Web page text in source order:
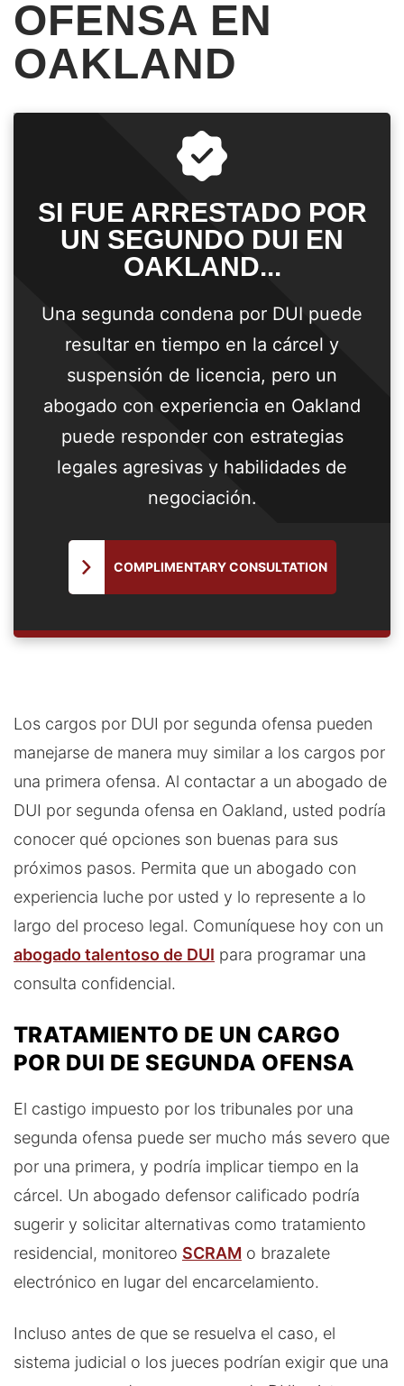
OFENSA EN
OAKLAND
SI FUE ARRESTADO POR
UN SEGUNDO DUI EN
OAKLAND...
Una segunda condena por DUI puede
resultar en tiempo en la cárcel y
suspensión de licencia, pero un
abogado con experiencia en Oakland
puede responder con estrategias
legales agresivas y habilidades de
negociación.
COMPLIMENTARY CONSULTATION
Los cargos por DUI por segunda ofensa pueden
manejarse de manera muy similar a los cargos por
una primera ofensa. Al contactar a un abogado de
DUI por segunda ofensa en Oakland, usted podría
conocer qué opciones son buenas para sus
próximos pasos. Permita que un abogado con
experiencia luche por usted y lo represente a lo
largo del proceso legal. Comuníquese hoy con un
abogado talentoso de DUI para programar una
consulta confidencial.
TRATAMIENTO DE UN CARGO
POR DUI DE SEGUNDA OFENSA
El castigo impuesto por los tribunales por una
segunda ofensa puede ser mucho más severo que
por una primera, y podría implicar tiempo en la
cárcel. Un abogado defensor calificado podría
sugerir y solicitar alternativas como tratamiento
residencial, monitoreo SCRAM o brazalete
electrónico en lugar del encarcelamiento.
Incluso antes de que se resuelva el caso, el
sistema judicial o los jueces podrían exigir que una